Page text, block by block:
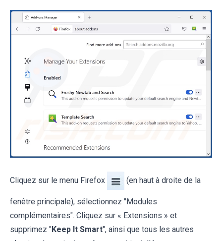
Cliquez sur le menu Firefox (en haut à droite de la
fenêtre principale), sélectionnez "Modules
complémentaires". Cliquez sur « Extensions » et
supprimez "Keep It Smart", ainsi que tous les autres